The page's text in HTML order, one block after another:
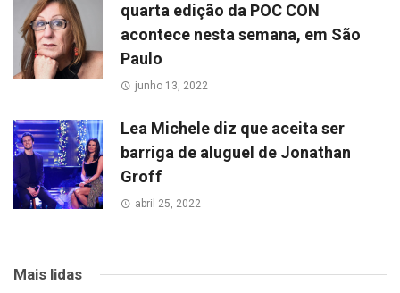
quarta edição da POC CON
acontece nesta semana, em São
Paulo
junho 13, 2022
Lea Michele diz que aceita ser
barriga de aluguel de Jonathan
Groff
abril 25, 2022
Mais lidas